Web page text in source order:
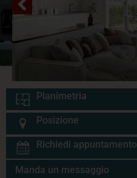
Planimetria
Posizione
Richiedi appuntamento
Manda un messaggio